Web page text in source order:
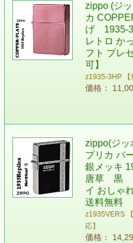
zippo (ジ
カ
げ 1935-
レトロ か
フト プレ
可】
z1935-3HP 【
価格：
zippo(ジッ
プリカ バ
銀メッキ
唐草 黒
イ おしゃ
送料無料
z1935VERS
応】
価格：